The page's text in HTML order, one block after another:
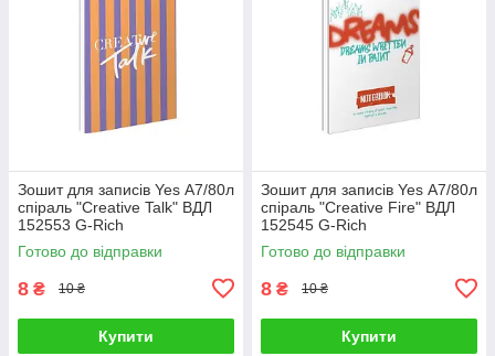
Зошит для записів Yes А7/80л
спіраль "Creative Talk" ВДЛ
152553 G-Rich
Готово до відправки
8 ₴ 10 ₴
Купити
Зошит для записів Yes А7/80л
спіраль "Creative Fire" ВДЛ
152545 G-Rich
Готово до відправки
8 ₴ 10 ₴
Купити